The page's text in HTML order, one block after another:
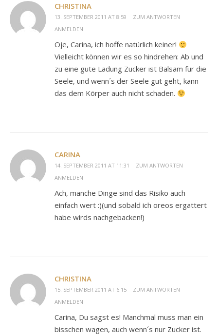
CHRISTINA
13. SEPTEMBER 2011 AT 8:59
ZUM ANTWORTEN
ANMELDEN
Oje, Carina, ich hoffe natürlich keiner!
Vielleicht können wir es so hindrehen: Ab und
zu eine gute Ladung Zucker ist Balsam für die
Seele, und wenn´s der Seele gut geht, kann
das dem Körper auch nicht schaden.
CARINA
14. SEPTEMBER 2011 AT 11:31
ZUM ANTWORTEN
ANMELDEN
Ach, manche Dinge sind das Risiko auch
einfach wert :)(und sobald ich oreos ergattert
habe wirds nachgebacken!)
CHRISTINA
15. SEPTEMBER 2011 AT 6:15
ZUM ANTWORTEN
ANMELDEN
Carina, Du sagst es! Manchmal muss man ein
bisschen wagen, auch wenn´s nur Zucker ist.